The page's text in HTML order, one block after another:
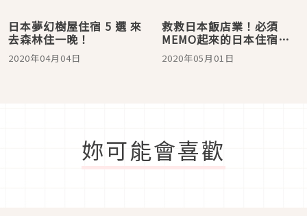
日本夢幻樹屋住宿 5 選 來
去森林住一晚！
2020年04月04日
救救日本飯店業！必須
MEMO起來的日本住宿推
薦 上篇
2020年05月01日
妳可能會喜歡